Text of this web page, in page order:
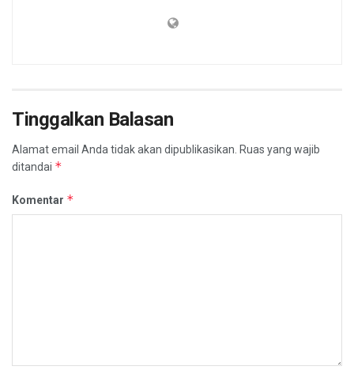
Tinggalkan Balasan
Alamat email Anda tidak akan dipublikasikan. Ruas yang wajib
ditandai *
Komentar *